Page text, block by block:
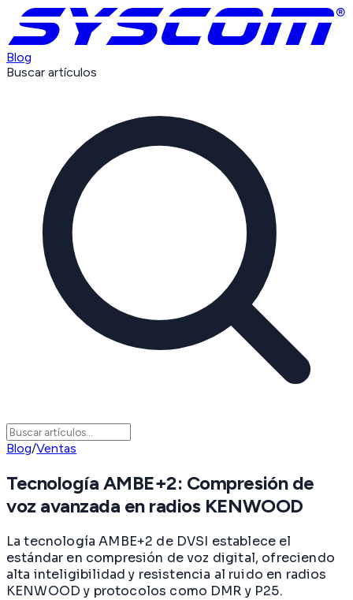
Blog
Buscar artículos
Blog/Ventas
Tecnología AMBE+2: Compresión de
voz avanzada en radios KENWOOD
La tecnología AMBE+2 de DVSI establece el
estándar en compresión de voz digital, ofreciendo
alta inteligibilidad y resistencia al ruido en radios
KENWOOD y protocolos como DMR y P25.